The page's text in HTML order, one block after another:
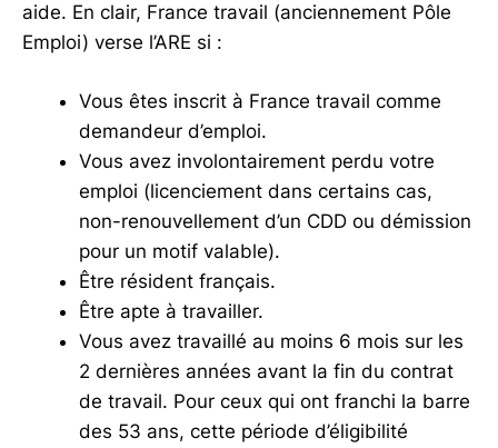
aide. En clair, France travail (anciennement Pôle
Emploi) verse l’ARE si :
Vous êtes inscrit à France travail comme
demandeur d’emploi.
Vous avez involontairement perdu votre
emploi (licenciement dans certains cas,
non-renouvellement d’un CDD ou démission
pour un motif valable).
Être résident français.
Être apte à travailler.
Vous avez travaillé au moins 6 mois sur les
2 dernières années avant la fin du contrat
de travail. Pour ceux qui ont franchi la barre
des 53 ans, cette période d’éligibilité